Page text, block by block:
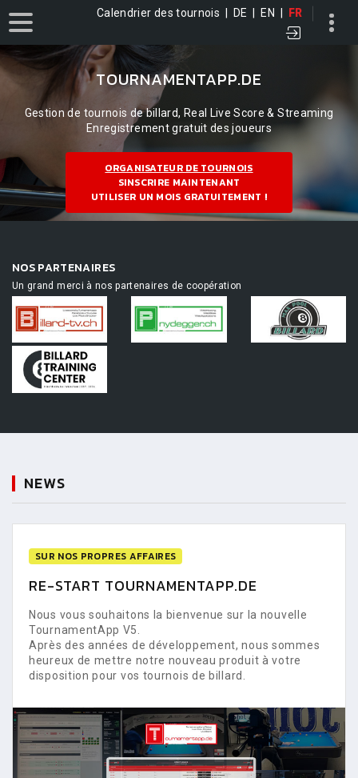
Calendrier des tournois DE EN FR
TOURNAMENTAPP.DE
Gestion de tournois de billard, Real Live Score & Streaming
Enregistrement gratuit des joueurs
ORGANISATEUR DE TOURNOIS
SINSCRIRE MAINTENANT
UTILISER UN MOIS GRATUITEMENT !
NOS PARTENAIRES
Un grand merci à nos partenaires de coopération
NEWS
SUR NOS PROPRES AFFAIRES
RE-START TOURNAMENTAPP.DE
Nous vous souhaitons la bienvenue sur la nouvelle
TournamentApp V5.
Après des années de développement, nous sommes
heureux de mettre notre nouveau produit à votre
disposition pour vos tournois de billard.